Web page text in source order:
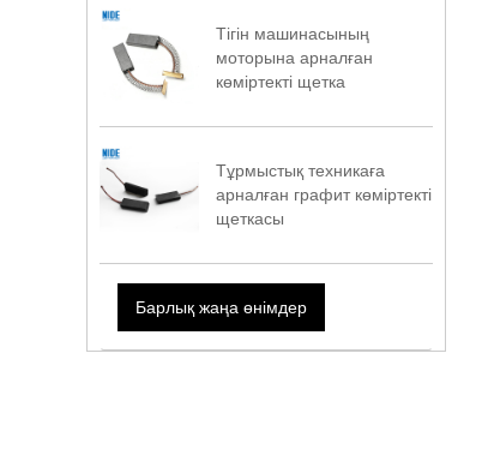
Тігін машинасының
моторына арналған
көміртекті щетка
Тұрмыстық техникаға
арналған графит көміртекті
щеткасы
Барлық жаңа өнімдер